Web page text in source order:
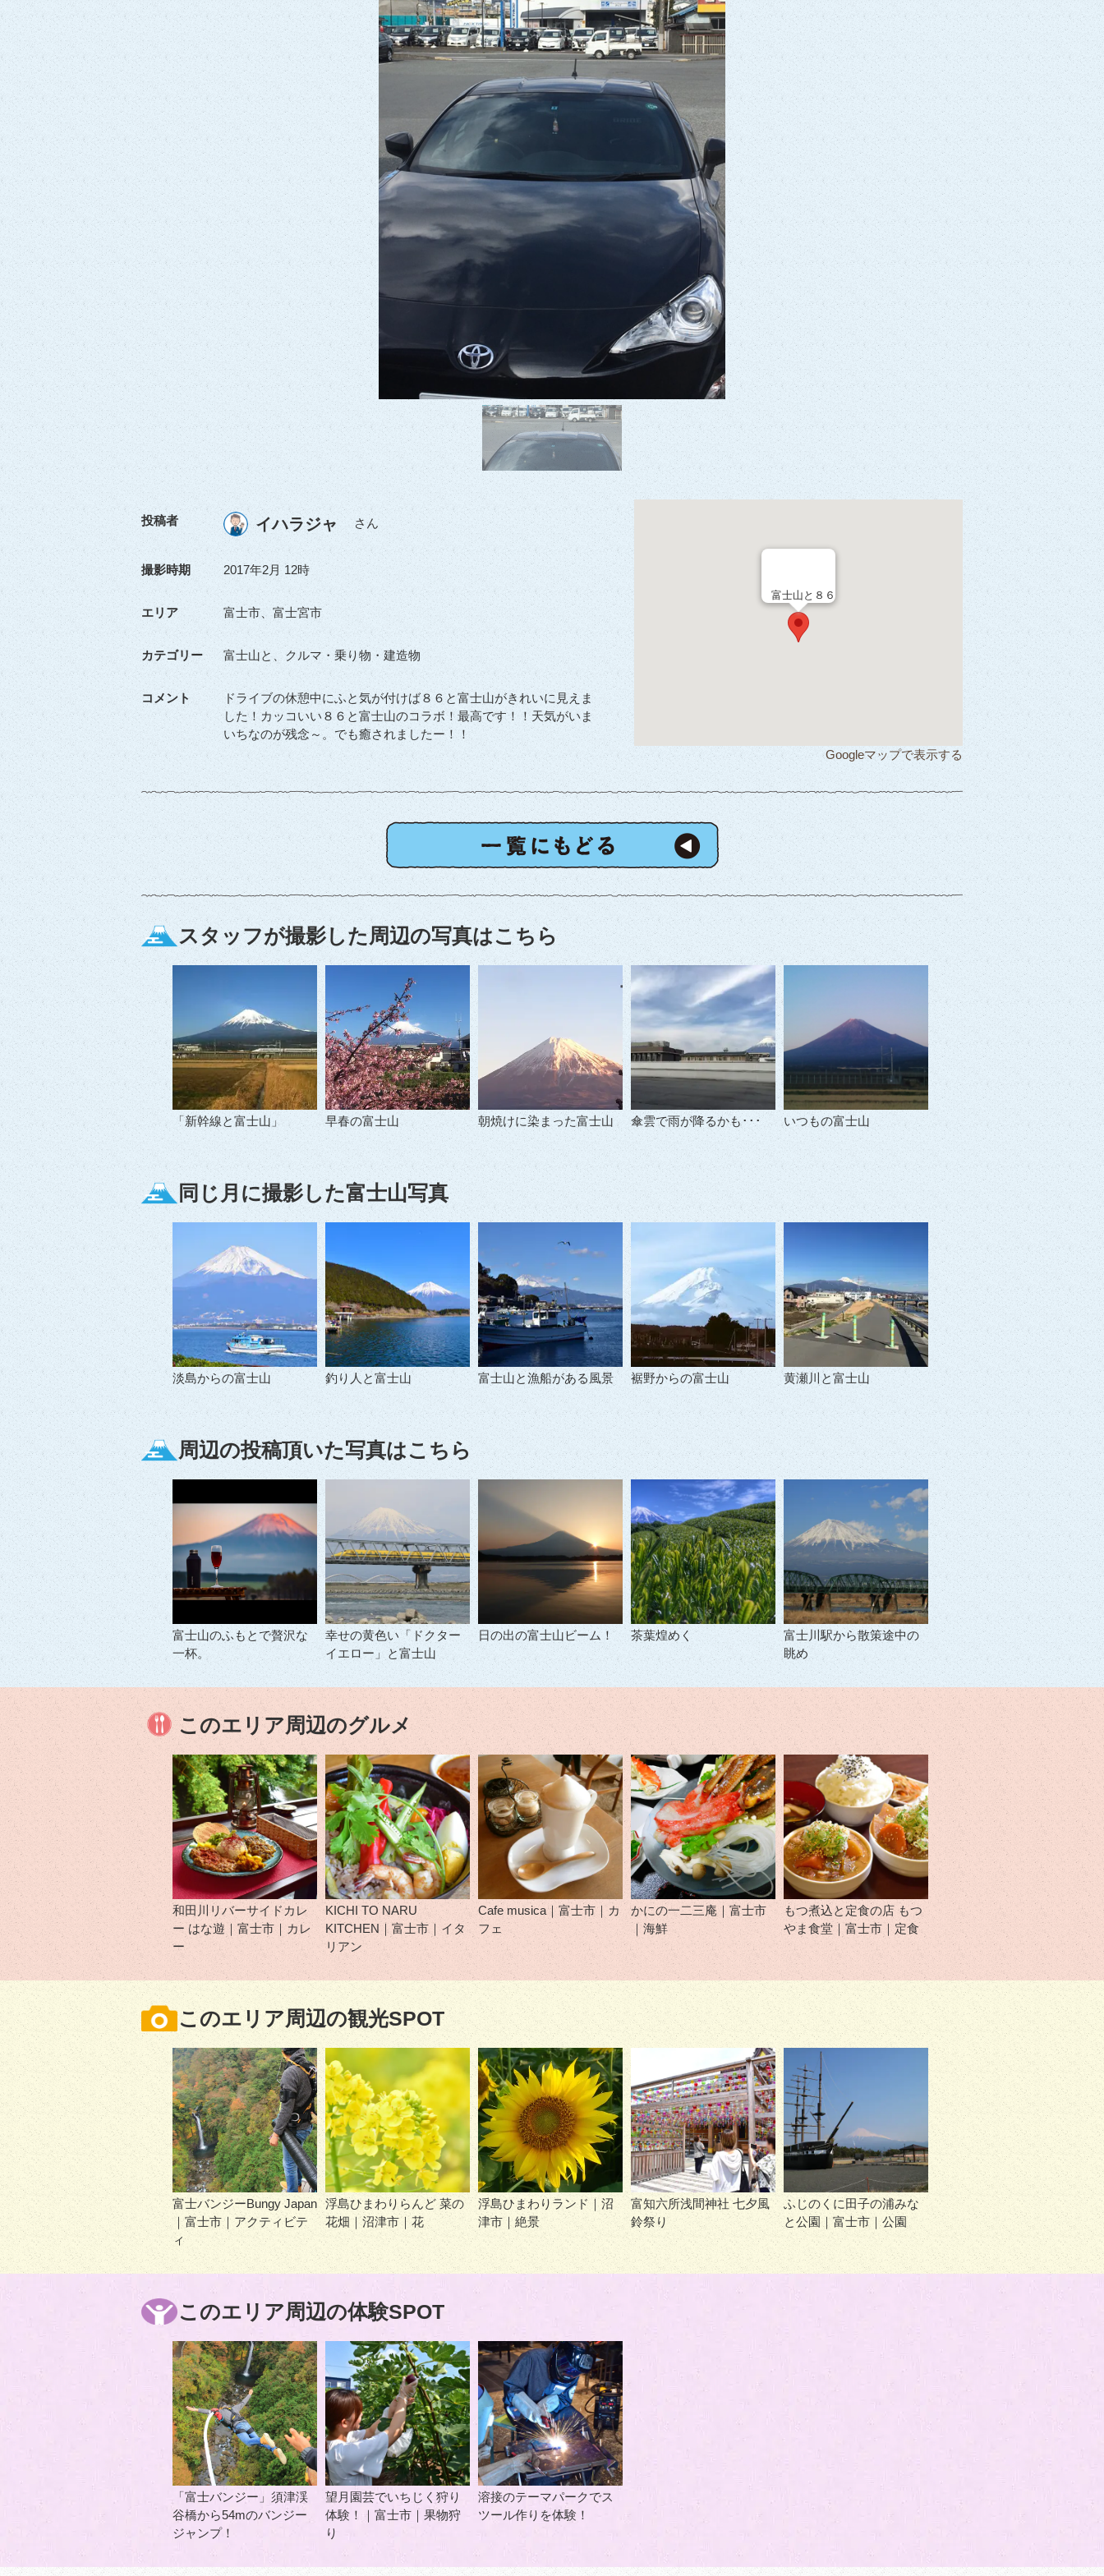
投稿者 イハラジャ さん
撮影時期 2017年2月 12時
エリア 富士市、富士宮市
カテゴリー 富士山と、クルマ・乗り物・建造物
コメント
ドライブの休憩中にふと気が付けば８６と富士山がきれいに見えま
した！カッコいい８６と富士山のコラボ！最高です！！天気がいま
いちなのが残念～。でも癒されましたー！！
富士山と８６
Googleマップで表示する
スタッフが撮影した周辺の写真はこちら
「新幹線と富士山」 早春の富士山 朝焼けに染まった富士山 傘雲で雨が降るかも･･･ いつもの富士山
同じ月に撮影した富士山写真
淡島からの富士山 釣り人と富士山 富士山と漁船がある風景 裾野からの富士山 黄瀬川と富士山
周辺の投稿頂いた写真はこちら
富士山のふもとで贅沢な
一杯。
幸せの黄色い「ドクター
イエロー」と富士山
日の出の富士山ビーム！ 茶葉煌めく
富士川駅から散策途中の
眺め
このエリア周辺のグルメ
和田川リバーサイドカレ
ー はな遊｜富士市｜カレ
ー
KICHI TO NARU
KITCHEN｜富士市｜イタ
リアン
Cafe musica｜富士市｜カ
フェ
かにの一二三庵｜富士市
｜海鮮
もつ煮込と定食の店 もつ
やま食堂｜富士市｜定食
このエリア周辺の観光SPOT
富士バンジーBungy Japan
｜富士市｜アクティビテ
ィ
浮島ひまわりらんど 菜の
花畑｜沼津市｜花
浮島ひまわりランド｜沼
津市｜絶景
富知六所浅間神社 七夕風
鈴祭り
ふじのくに田子の浦みな
と公園｜富士市｜公園
このエリア周辺の体験SPOT
「富士バンジー」須津渓
谷橋から54mのバンジー
ジャンプ！
望月園芸でいちじく狩り
体験！｜富士市｜果物狩
り
溶接のテーマパークでス
ツール作りを体験！